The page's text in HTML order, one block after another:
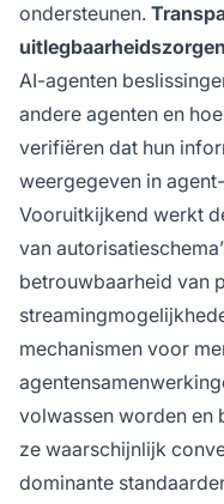
ondersteunen.
uitlegbaarheidszorgen
AI-agenten
andere agenten en
verifiëren dat hun
weergegeven in
Vooruitkijkend werkt
van
betrouwbaarheid van
mechanismen voor
volwassen worden en
ze waarschijnlijk
dominante